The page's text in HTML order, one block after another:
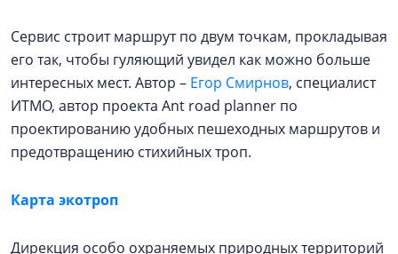
Сервис строит маршрут по двум точкам, прокладывая
его так, чтобы гуляющий увидел как можно больше
интересных мест. Автор – Егор Смирнов, специалист
ИТМО, автор проекта Ant road planner по
проектированию удобных пешеходных маршрутов и
предотвращению стихийных троп.
Карта экотроп
Дирекция особо охраняемых природных территорий